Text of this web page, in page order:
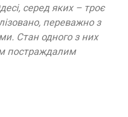
серед яких – троє
переважно з
Стан одного з них
постраждалим